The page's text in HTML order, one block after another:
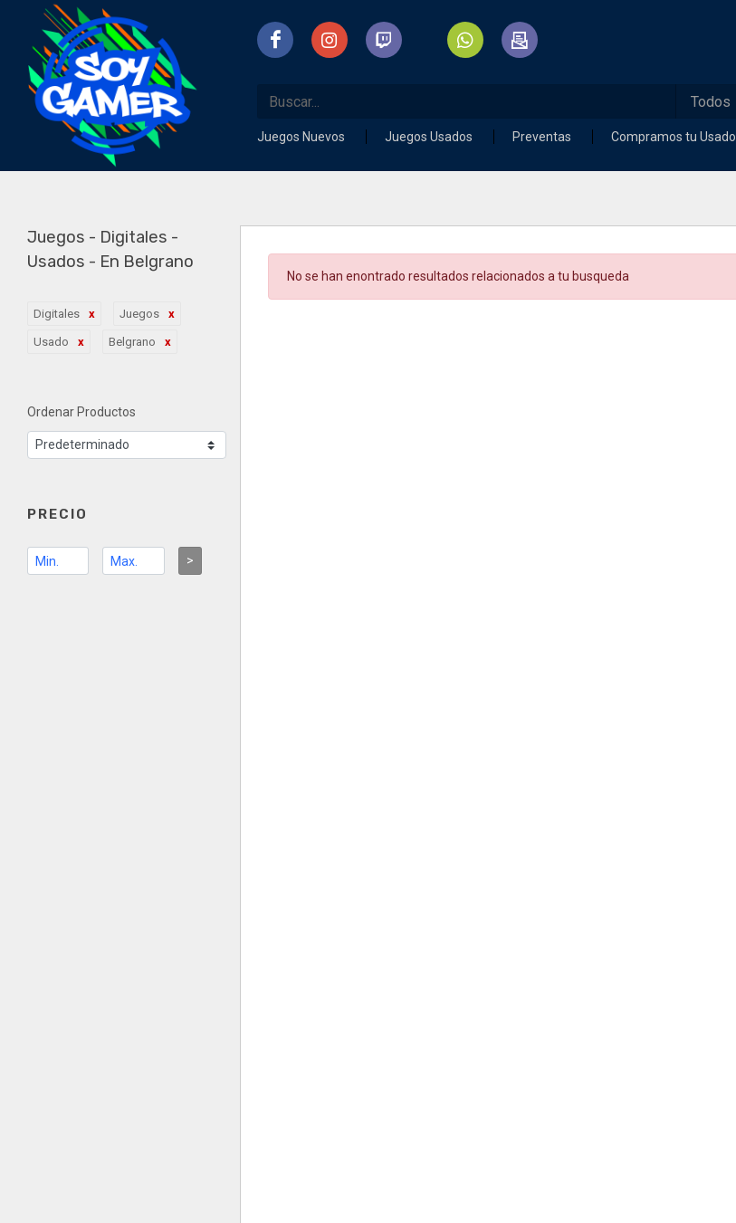
Juegos Nuevos Juegos Usados Preventas Compramos tu Usado
Juegos - Digitales -
Usados - En Belgrano
Digitales Juegos
Usado Belgrano
Ordenar Productos
PRECIO
>
No se han enontrado resultados relacionados a tu busqueda